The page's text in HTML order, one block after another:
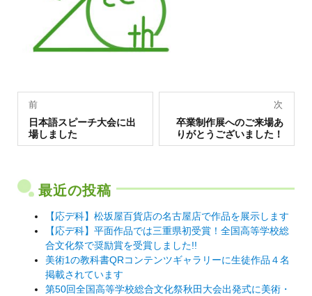
稿
ナ
ゲ
シ
ョ
ン
前
過
去
の
日本語スピーチ大会に出
場しました
次
次
の
投
卒業制作展へのご来場あ
りがとうございました！
最近の投稿
【応デ科】松坂屋百貨店の名古屋店で作品を展示します
【応デ科】平面作品では三重県初受賞！全国高等学校総
合文化祭で奨励賞を受賞しました!!
美術1の教科書QRコンテンツギャラリーに生徒作品４名
掲載されています
第50回全国高等学校総合文化祭秋田大会出発式に美術・